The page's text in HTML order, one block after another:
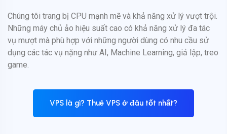
Chúng tôi trang bị CPU mạnh mẽ và khả năng xử lý vượt trội.
Những máy chủ ảo hiệu suất cao có khả năng xử lý đa tác
vụ mượt mà phù hợp với những người dùng có nhu cầu sử
dụng các tác vụ nặng như AI, Machine Learning, giả lập, treo
game.
VPS là gì? Thuê VPS ở đâu tốt nhất?